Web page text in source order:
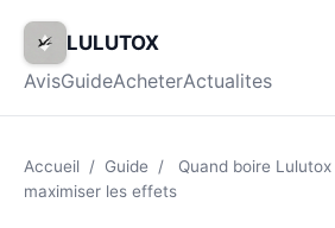
LULUTOX
AvisGuideAcheterActualites
Accueil / Guide /
Quand boire
maximiser les effets